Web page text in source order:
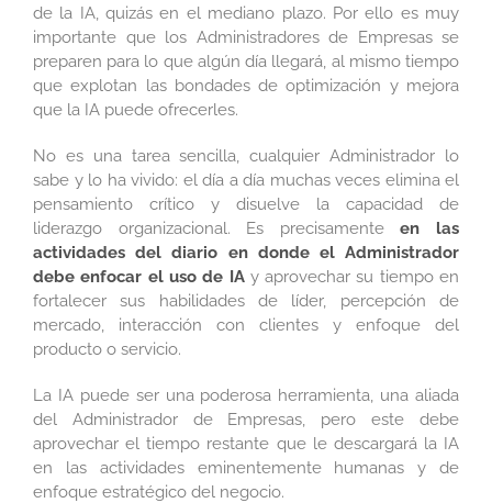
de la IA, quizás en el mediano plazo. Por ello es muy
importante que los Administradores de Empresas se
preparen para lo que algún día llegará, al mismo tiempo
que explotan las bondades de optimización y mejora
que la IA puede ofrecerles.
No es una tarea sencilla, cualquier Administrador lo
sabe y lo ha vivido: el día a día muchas veces elimina el
pensamiento crítico y disuelve la capacidad de
liderazgo organizacional. Es precisamenteen las
actividades del diario en donde el Administrador
debe enfocar el uso de IAy aprovechar su tiempo en
fortalecer sus habilidades de líder, percepción de
mercado, interacción con clientes y enfoque del
producto o servicio.
La IA puede ser una poderosa herramienta, una aliada
del Administrador de Empresas, pero este debe
aprovechar el tiempo restante que le descargará la IA
en las actividades eminentemente humanas y de
enfoque estratégico del negocio.